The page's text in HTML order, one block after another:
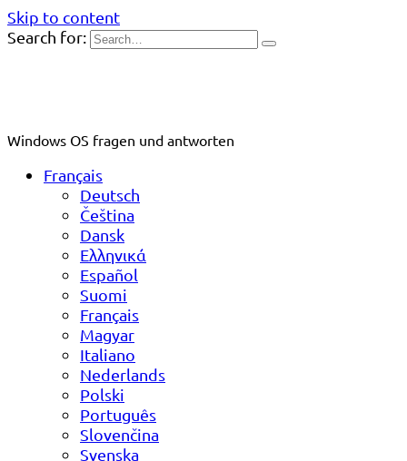
Skip to content
Search for:
Windows OS fragen und antworten
Français
Deutsch
Čeština
Dansk
Ελληνικά
Español
Suomi
Français
Magyar
Italiano
Nederlands
Polski
Português
Slovenčina
Svenska